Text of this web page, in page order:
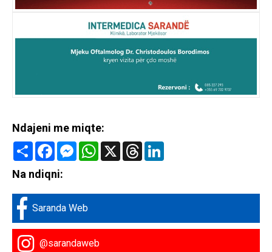
Ndajeni me miqte:
Share FacebookMessenger
WhatsApp
X Threads
Na ndiqni:
Saranda Web
@sarandaweb